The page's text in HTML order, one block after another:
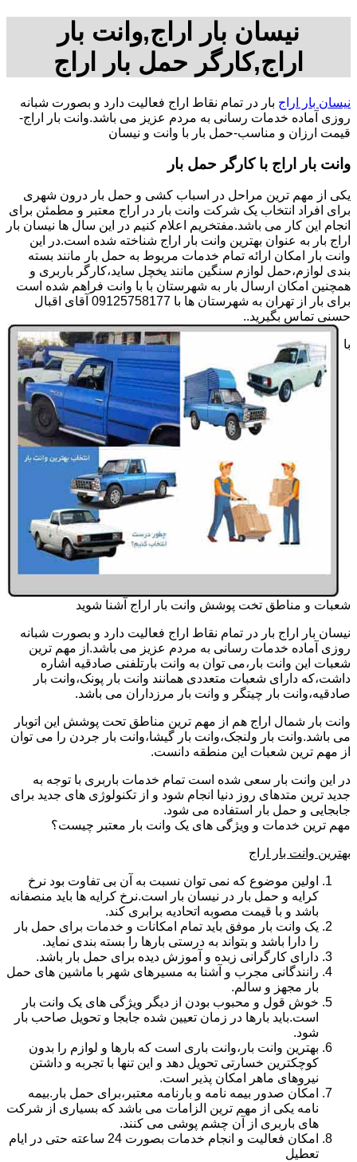
نیسان بار اراج,وانت بار
اراج,کارگر حمل بار اراج
نیسان بار اراج بار در تمام نقاط اراج فعالیت دارد و بصورت شبانه
روزی آماده خدمات رسانی به مردم عزیز می باشد.وانت بار اراج-
قیمت ارزان و مناسب-حمل بار با وانت و نیسان
وانت بار اراج با کارگر حمل بار
یکی از مهم ترین مراحل در اسباب کشی و حمل بار درون شهری
برای افراد انتخاب یک شرکت وانت بار در اراج معتبر و مطمئن برای
انجام این کار می باشد.مفتخریم اعلام کنیم در این سال ها نیسان بار
اراج بار به عنوان بهترین وانت بار اراج شناخته شده است.در این
وانت بار امکان ارائه تمام خدمات مربوط به حمل بار مانند بسته
بندی لوازم،حمل لوازم سنگین مانند یخچل ساید،کارگر باربری و
همچنین امکان ارسال بار به شهرستان با با وانت فراهم شده است
برای بار از تهران به شهرستان ها با 09125758177 آقای اقبال
حسنی تماس بگیرید..
با
شعبات و مناطق تخت پوشش وانت بار اراج آشنا شوید
نیسان بار اراج بار در تمام نقاط اراج فعالیت دارد و بصورت شبانه
روزی آماده خدمات رسانی به مردم عزیز می باشد.از مهم ترین
شعبات این وانت بار،می توان به وانت بارتلفنی صادقیه اشاره
داشت،که دارای شعبات متعددی همانند وانت بار پونک،وانت بار
صادقیه،وانت بار چیتگر و وانت بار مرزداران می باشد.
وانت بار شمال اراج هم از مهم ترین مناطق تحت پوشش این اتوبار
می باشد.وانت بار ولنجک،وانت بار گیشا،وانت بار جردن را می توان
از مهم ترین شعبات این منطقه دانست.
در این وانت بار سعی شده است تمام خدمات باربری با توجه به
جدید ترین متدهای روز دنیا انجام شود و از تکنولوژی های جدید برای
جابجایی و حمل بار استفاده می شود.
مهم ترین خدمات و ویژگی های یک وانت بار معتبر چیست؟
بهترین وانت بار اراج
اولین موضوع که نمی توان نسبت به آن بی تفاوت بود نرخ
کرایه و حمل بار در نیسان بار است.نرخ کرایه ها باید منصفانه
باشد و با قیمت مصوبه اتحادیه برابری کند.
یک وانت بار موفق باید تمام امکانات و خدمات برای حمل بار
را دارا باشد و بتواند به درستی بارها را بسته بندی نماید.
دارای کارگرانی زبده و آموزش دیده برای حمل بار باشد.
رانندگانی مجرب و آشنا به مسیرهای شهر با ماشین های حمل
بار مجهز و سالم.
خوش قول و محبوب بودن از دیگر ویژگی های یک وانت بار
است.باید بارها در زمان تعیین شده جابجا و تحویل صاحب بار
شود.
بهترین وانت بار،وانت باری است که بارها و لوازم را بدون
کوچکترین خسارتی تحویل دهد و این تنها با تجربه و داشتن
نیروهای ماهر امکان پذیر است.
امکان صدور بیمه نامه و بارنامه معتبر،برای حمل بار.بیمه
نامه یکی از مهم ترین الزامات می باشد که بسیاری از شرکت
های باربری از آن چشم پوشی می کنند.
امکان فعالیت و انجام خدمات بصورت 24 ساعته حتی در ایام
تعطیل